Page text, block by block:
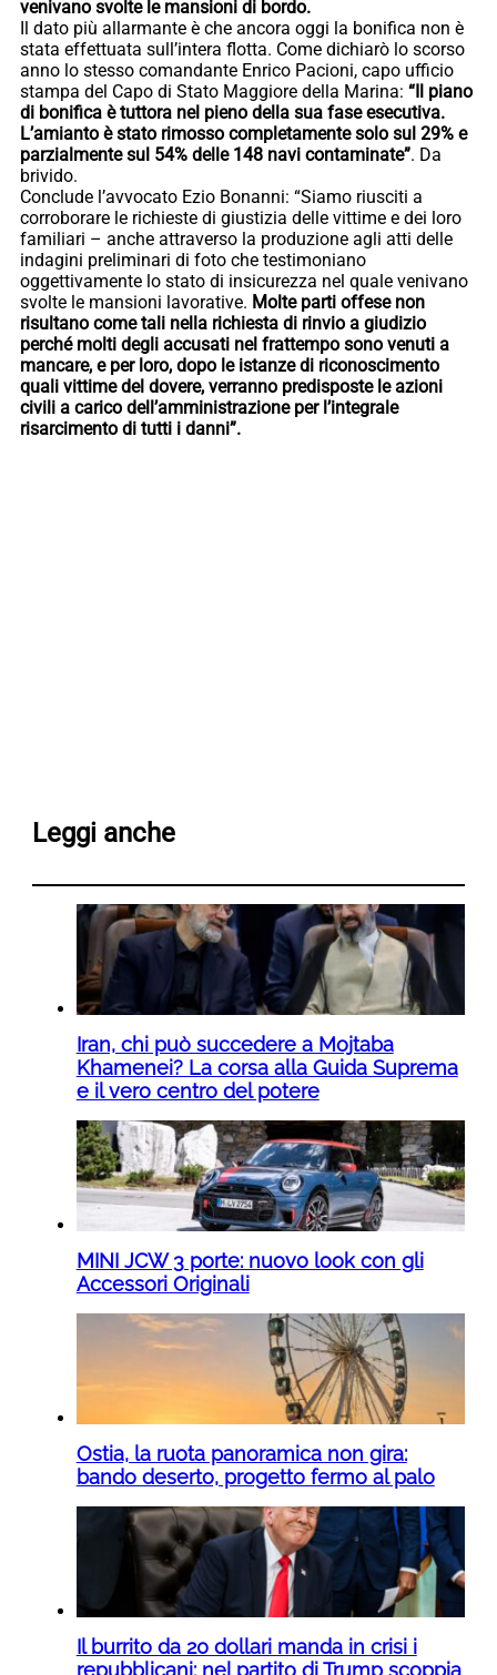
venivano svolte le mansioni di bordo.
Il dato più allarmante è che ancora oggi la bonifica non è
stata effettuata sull’intera flotta. Come dichiarò lo scorso
anno lo stesso comandante Enrico Pacioni, capo ufficio
stampa del Capo di Stato Maggiore della Marina: “Il piano
di bonifica è tuttora nel pieno della sua fase esecutiva.
L’amianto è stato rimosso completamente solo sul 29% e
parzialmente sul 54% delle 148 navi contaminate”. Da
brivido.
Conclude l’avvocato Ezio Bonanni: “Siamo riusciti a
corroborare le richieste di giustizia delle vittime e dei loro
familiari – anche attraverso la produzione agli atti delle
indagini preliminari di foto che testimoniano
oggettivamente lo stato di insicurezza nel quale venivano
svolte le mansioni lavorative. Molte parti offese non
risultano come tali nella richiesta di rinvio a giudizio
perché molti degli accusati nel frattempo sono venuti a
mancare, e per loro, dopo le istanze di riconoscimento
quali vittime del dovere, verranno predisposte le azioni
civili a carico dell’amministrazione per l’integrale
risarcimento di tutti i danni”.
Leggi anche
Iran, chi può succedere a Mojtaba
Khamenei? La corsa alla Guida Suprema
e il vero centro del potere
MINI JCW 3 porte: nuovo look con gli
Accessori Originali
Ostia, la ruota panoramica non gira:
bando deserto, progetto fermo al palo
Il burrito da 20 dollari manda in crisi i
repubblicani: nel partito di Trump scoppia